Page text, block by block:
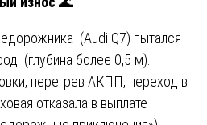
(Audi Q7) пытался
(глубина более 0,5 м).
перегрев АКПП, переход в
отказала в выплате